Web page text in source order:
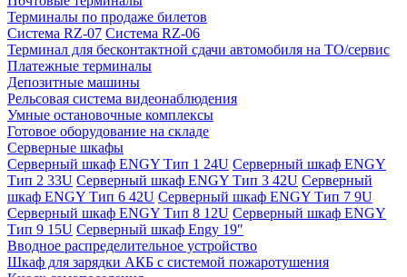
Терминалы по продаже билетов
Система RZ-07 Система RZ-06
Терминал для бесконтактной сдачи автомобиля на ТО/сервис
Платежные терминалы
Депозитные машины
Рельсовая система видеонаблюдения
Умные остановочные комплексы
Готовое оборудование на складе
Серверные шкафы
Серверный шкаф ENGY Тип 1 24U Серверный шкаф ENGY
Тип 2 33U Серверный шкаф ENGY Тип 3 42U Серверный
шкаф ENGY Тип 6 42U Серверный шкаф ENGY Тип 7 9U
Серверный шкаф ENGY Тип 8 12U Серверный шкаф ENGY
Тип 9 15U Серверный шкаф Engy 19″
Вводное распределительное устройство
Шкаф для зарядки АКБ с системой пожаротушения